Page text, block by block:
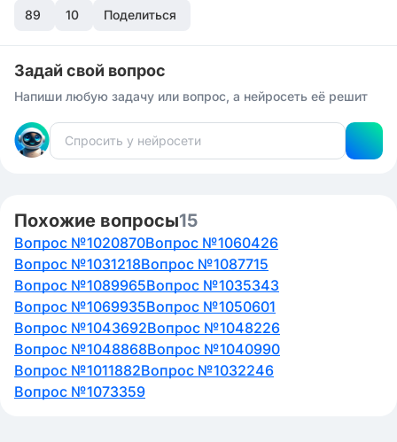
89 10 Поделиться
Задай свой вопрос
Напиши любую задачу или вопрос, а нейросеть её решит
Похожие вопросы15
Вопрос №1020870Вопрос №1060426
Вопрос №1031218Вопрос №1087715
Вопрос №1089965Вопрос №1035343
Вопрос №1069935Вопрос №1050601
Вопрос №1043692Вопрос №1048226
Вопрос №1048868Вопрос №1040990
Вопрос №1011882Вопрос №1032246
Вопрос №1073359